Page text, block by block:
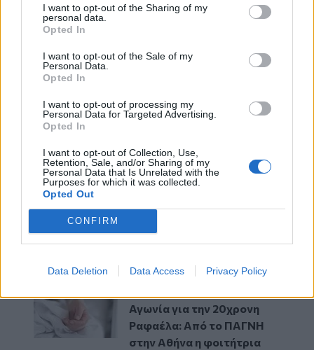
I want to opt-out of the Sharing of my
personal data.
Opted In
I want to opt-out of the Sale of my
Personal Data.
Opted In
I want to opt-out of processing my
Personal Data for Targeted Advertising.
Opted In
I want to opt-out of Collection, Use,
Retention, Sale, and/or Sharing of my
Personal Data that Is Unrelated with the
Purposes for which it was collected.
Opted Out
CONFIRM
Data Deletion Data Access Privacy Policy
χωράφι
ΚΡΗΤΗ 20:49
Στην Κρήτη ο υπ. Υποδομών
«Προχωρούν τα έργα σε
όλο το μήκος του ΒΟΑΚ»
ΚΡΗΤΗ 19:23
κρίθηκαν «κόκκινα» μετά
ΚΡΗΤΗ 18:32
Αγωνία για την 20χρονη
Ραφαέλα: Από το ΠΑΓΝΗ
στην Αθήνα η φοιτήτρια